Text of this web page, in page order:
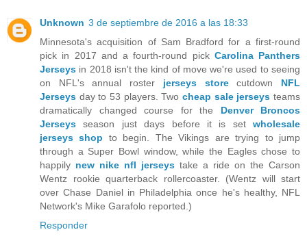
Unknown 3 de septiembre de 2016 a las 18:33
Minnesota's acquisition of Sam Bradford for a first-round
pick in 2017 and a fourth-round pick Carolina Panthers
Jerseys in 2018 isn't the kind of move we're used to seeing
on NFL's annual roster jerseys storecutdown NFL
Jerseys day to 53 players. Two cheap sale jerseys teams
dramatically changed course for the Denver Broncos
Jerseys season just days before it is set wholesale
jerseys shop to begin. The Vikings are trying to jump
through a Super Bowl window, while the Eagles chose to
happily new nike nfl jerseys take a ride on the Carson
Wentz rookie quarterback rollercoaster. (Wentz will start
over Chase Daniel in Philadelphia once he's healthy, NFL
Network's Mike Garafolo reported.)
Responder